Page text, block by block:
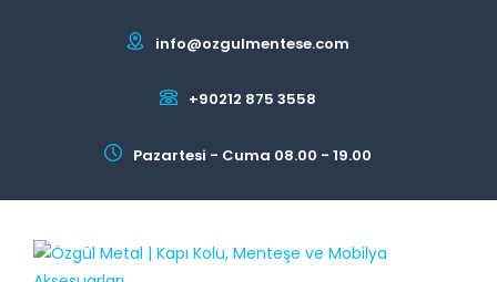
info@ozgulmentese.com
+90212 875 3558
Pazartesi - Cuma 08.00 - 19.00